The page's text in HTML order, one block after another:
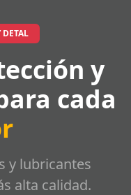
DETAL
y
cada
y lubricantes
alta calidad.